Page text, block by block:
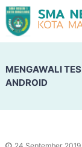
MENGAWALI
ANDROID